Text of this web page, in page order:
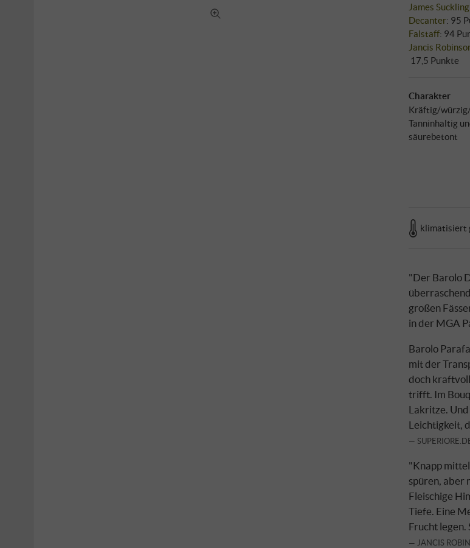
James Suckling
Decanter: 95
Falstaff: 94
Jancis
17,5 Punkte
Charakter
Kräftig/
Tanninhaltig
säurebetont
klimatisiert
"Der Barolo
großen
in der MGA
Barolo
mit der
doch
trifft. Im
Lakritze. Und
Leichtigkeit,
"Knapp
spüren, aber
Fleischige
Tiefe. Eine
Frucht legen.
JANCIS